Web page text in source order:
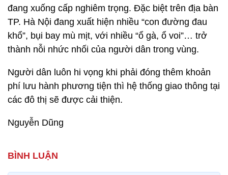
đang xuống cấp nghiêm trọng. Đặc biệt trên địa bàn
TP. Hà Nội đang xuất hiện nhiều “con đường đau
khổ”, bụi bay mù mịt, với nhiều “ổ gà, ổ voi”… trở
thành nỗi nhức nhối của người dân trong vùng.
Người dân luôn hi vọng khi phải đóng thêm khoản
phí lưu hành phương tiện thì hệ thống giao thông tại
các đô thị sẽ được cải thiện.
Nguyễn Dũng